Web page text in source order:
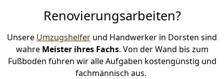
Renovierungsarbeiten?
Unsere Umzugshelfer und Handwerker in Dorsten sind
wahre Meister ihres Fachs. Von der Wand bis zum
Fußboden führen wir alle Aufgaben kostengünstig und
fachmännisch aus.